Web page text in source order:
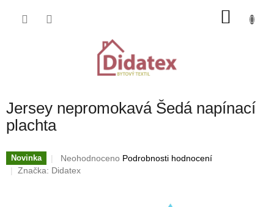
Jersey nepromokavá Šedá napínací
plachta
Novinka
Průměrné
hodnocení
Neohodnoceno Podrobnosti hodnocení
Značka: Didatex